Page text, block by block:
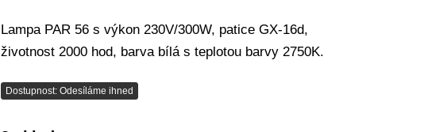
Lampa PAR 56 s výkon 230V/300W, patice GX-16d,
životnost 2000 hod, barva bílá s teplotou barvy 2750K.
Dostupnost: Odesíláme ihned